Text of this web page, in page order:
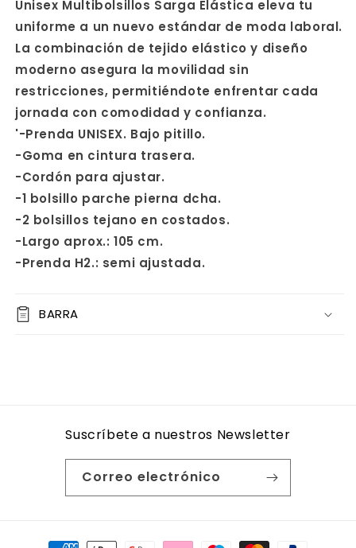
Unisex Multibolsillos Sarga Elástica eleva tu
uniforme a un nuevo estándar de moda laboral.
La combinación de tejido elástico y diseño
moderno asegura la movilidad sin
restricciones, permitiéndote enfrentar cada
jornada con comodidad y confianza.
'-Prenda UNISEX. Bajo pitillo.
-Goma en cintura trasera.
-Cordón para ajustar.
-1 bolsillo parche pierna dcha.
-2 bolsillos tejano en costados.
-Largo aprox.: 105 cm.
-Prenda H2.: semi ajustada.
BARRA
Suscríbete a nuestros Newsletter
Correo electrónico
Formas